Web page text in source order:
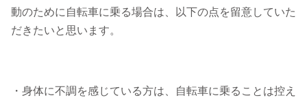
動のために自転車に乗る場合は、以下の点を留意していた
だきたいと思います。
・身体に不調を感じている方は、自転車に乗ることは控え